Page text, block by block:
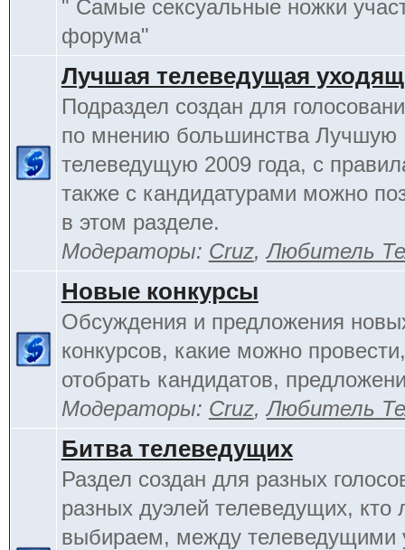
" Самые сексуальные ножки
форума"
Лучшая телеведущая
Подраздел создан для
по мнению большинства Лучшую
телеведущую 2009 года, с
также с кандидатурами можно
в этом разделе.
Модераторы: Cruz,Любитель
Новые конкурсы
Обсуждения и предложения
конкурсов, какие можно
отобрать кандидатов,
Модераторы: Cruz,Любитель
Битва телеведущих
Раздел создан для разных
разных дуэлей телеведущих, кто
выбираем, между телеведущими